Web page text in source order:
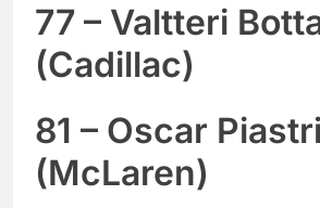
77 – Valtteri
(Cadillac)
81 – Oscar Piastri
(McLaren)